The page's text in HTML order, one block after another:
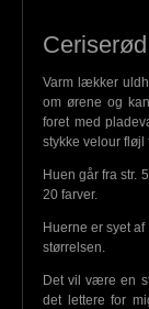
Varm lækker
om ørene og
foret med
stykke velour fløjl
Huen går fra str.
20 farver.
Huerne er syet
størrelsen.
Det vil være en
det lettere for